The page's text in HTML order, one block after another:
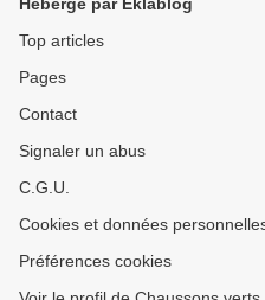
Top articles
Pages
Contact
Signaler un abus
C.G.U.
Cookies et données
Préférences cookies